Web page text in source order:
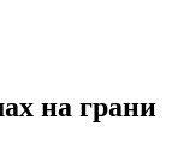
на грани